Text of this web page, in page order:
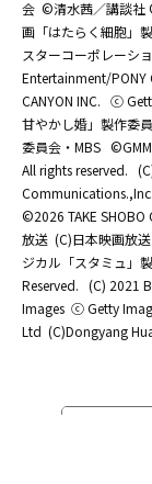
会 ©清水茜／講談社
画「はたらく細胞」
スターコーポレーシ
Entertainment/PONY
CANYON INC. ⓒ
甘やかし婚」製作委
委員会・MBS
All rights reserved.
Communications.,Inc.
©2026 TAKE SHOBO
放送 (C)日本映画放送
ジカル「スタミュ」
Reserved. (C) 2021
Images ⓒ Getty
Ltd (C)Dongyang